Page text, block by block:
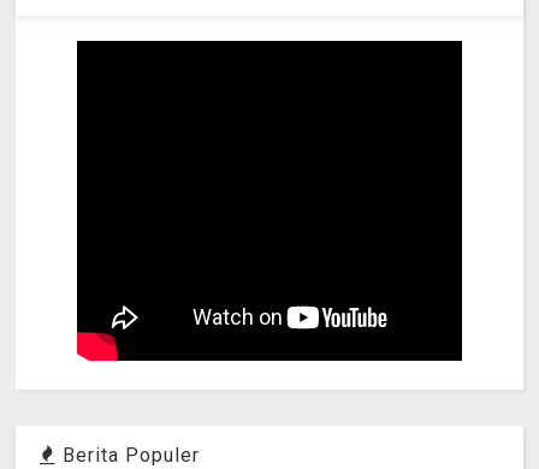
Berita Populer